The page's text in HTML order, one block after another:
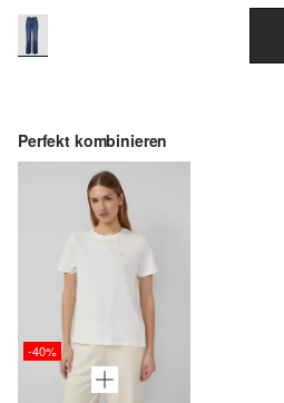
Perfekt kombinieren
-40%